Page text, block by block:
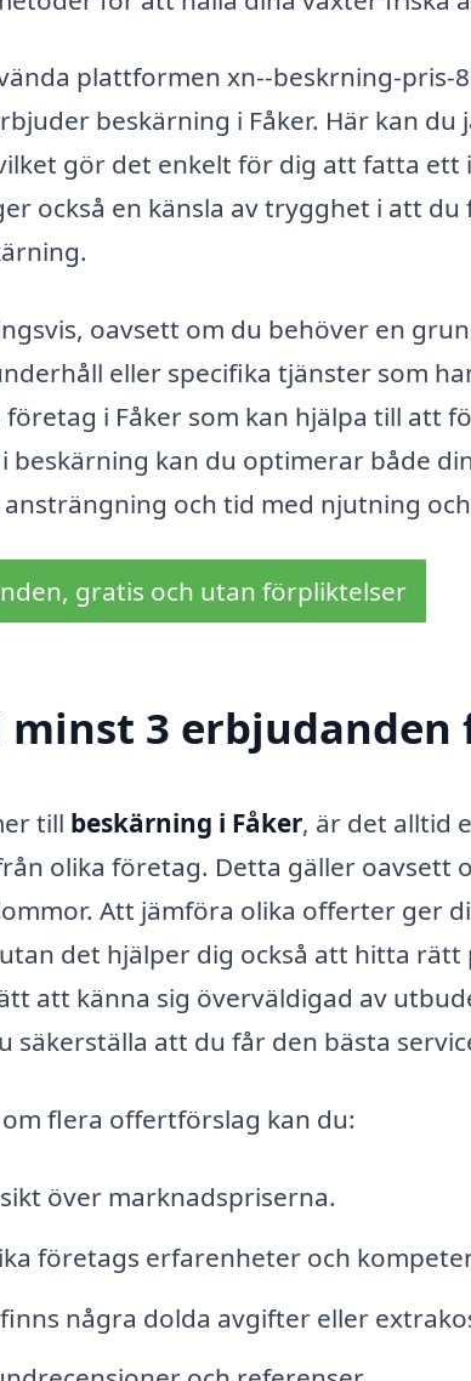
plattformen xn--beskrning-pris-
beskärning i Fåker. Här kan
gör det enkelt för dig att fatta
också en känsla av trygghet i att
oavsett om du behöver en
eller specifika tjänster som
i Fåker som kan hjälpa till att
beskärning kan du optimerar både
och tid med njutning
gratis och utan förpliktelser
minst 3
till beskärning i Fåker, är det alltid
olika företag. Detta gäller oavsett
Att jämföra olika offerter ger
det hjälper dig också att hitta
att känna sig överväldigad av
säkerställa att du får den bästa
flera offertförslag kan du:
över marknadspriserna.
företags erfarenheter och
några dolda avgifter eller